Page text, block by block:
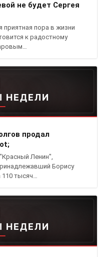
не будет Сергея
приятная пора в жизни
к радостному
НЕДЕЛИ
продал
Ленин",
Борису
110 тысяч…
НЕДЕЛИ